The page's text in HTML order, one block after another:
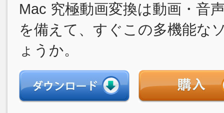
Mac 究極動画変換は動画・音
を備えて、すぐこの多機能な
ょうか。